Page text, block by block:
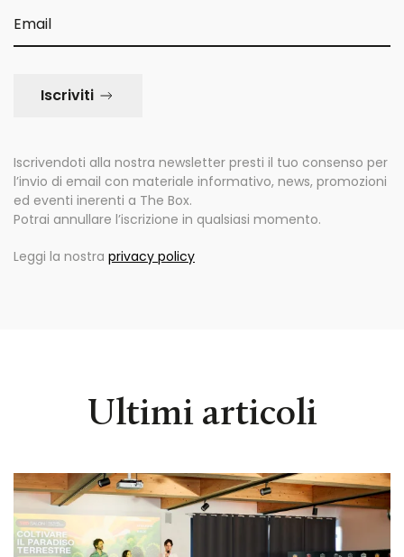
Iscriviti
Iscrivendoti alla nostra newsletter presti il tuo consenso per
l’invio di email con materiale informativo, news, promozioni
ed eventi inerenti a The Box.
Potrai annullare l’iscrizione in qualsiasi momento.
Leggi la nostra privacy policy
Ultimi articoli